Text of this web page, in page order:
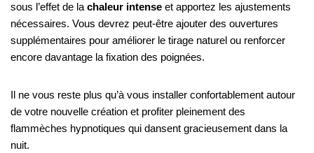
sous l’effet de la chaleur intense et apportez les ajustements
nécessaires. Vous devrez peut-être ajouter des ouvertures
supplémentaires pour améliorer le tirage naturel ou renforcer
encore davantage la fixation des poignées.
Il ne vous reste plus qu’à vous installer confortablement autour
de votre nouvelle création et profiter pleinement des
flammèches hypnotiques qui dansent gracieusement dans la
nuit.